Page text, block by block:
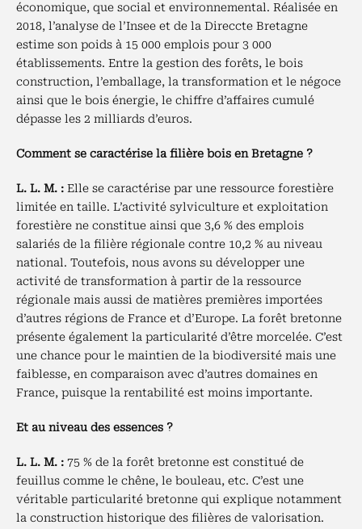
économique, que social et environnemental. Réalisée en
2018, l’analyse de l’Insee et de la Direccte Bretagne
estime son poids à 15 000 emplois pour 3 000
établissements. Entre la gestion des forêts, le bois
construction, l’emballage, la transformation et le négoce
ainsi que le bois énergie, le chiffre d’affaires cumulé
dépasse les 2 milliards d’euros.
Comment se caractérise la filière bois en Bretagne ?
L. L. M. : Elle se caractérise par une ressource forestière
limitée en taille. L’activité sylviculture et exploitation
forestière ne constitue ainsi que 3,6 % des emplois
salariés de la filière régionale contre 10,2 % au niveau
national. Toutefois, nous avons su développer une
activité de transformation à partir de la ressource
régionale mais aussi de matières premières importées
d’autres régions de France et d’Europe. La forêt bretonne
présente également la particularité d’être morcelée. C’est
une chance pour le maintien de la biodiversité mais une
faiblesse, en comparaison avec d’autres domaines en
France, puisque la rentabilité est moins importante.
Et au niveau des essences ?
L. L. M. : 75 % de la forêt bretonne est constitué de
feuillus comme le chêne, le bouleau, etc. C’est une
véritable particularité bretonne qui explique notamment
la construction historique des filières de valorisation.